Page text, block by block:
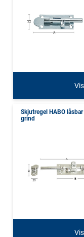
Skjutregel HABO
grind